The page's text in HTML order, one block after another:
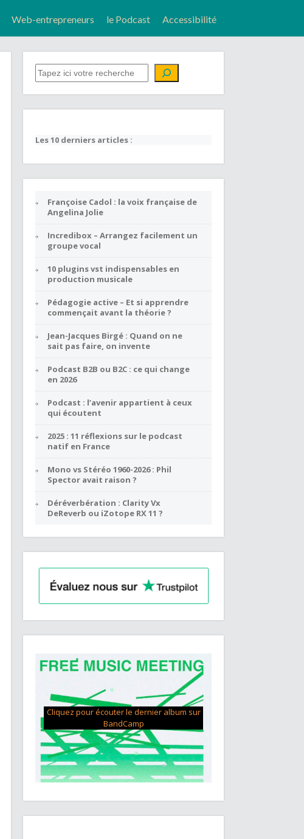
Web-entrepreneurs le Podcast Accessibilité
QUE CHERCHEZ-VOUS ?
Les 10 derniers articles :
Françoise Cadol : la voix française de
Angelina Jolie
Incredibox – Arrangez facilement un
groupe vocal
10 plugins vst indispensables en
production musicale
Pédagogie active – Et si apprendre
commençait avant la théorie ?
Jean-Jacques Birgé : Quand on ne
sait pas faire, on invente
Podcast B2B ou B2C : ce qui change
en 2026
Podcast : l’avenir appartient à ceux
qui écoutent
2025 : 11 réflexions sur le podcast
natif en France
Mono vs Stéréo 1960-2026 : Phil
Spector avait raison ?
Déréverbération : Clarity Vx
DeReverb ou iZotope RX 11 ?
Cliquez pour écouter le dernier album sur
BandCamp